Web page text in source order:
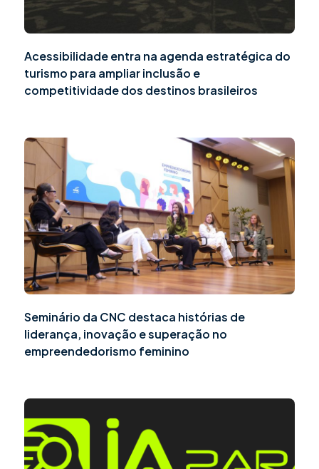
Acessibilidade entra na agenda estratégica do
turismo para ampliar inclusão e
competitividade dos destinos brasileiros
Seminário da CNC destaca histórias de
liderança, inovação e superação no
empreendedorismo feminino